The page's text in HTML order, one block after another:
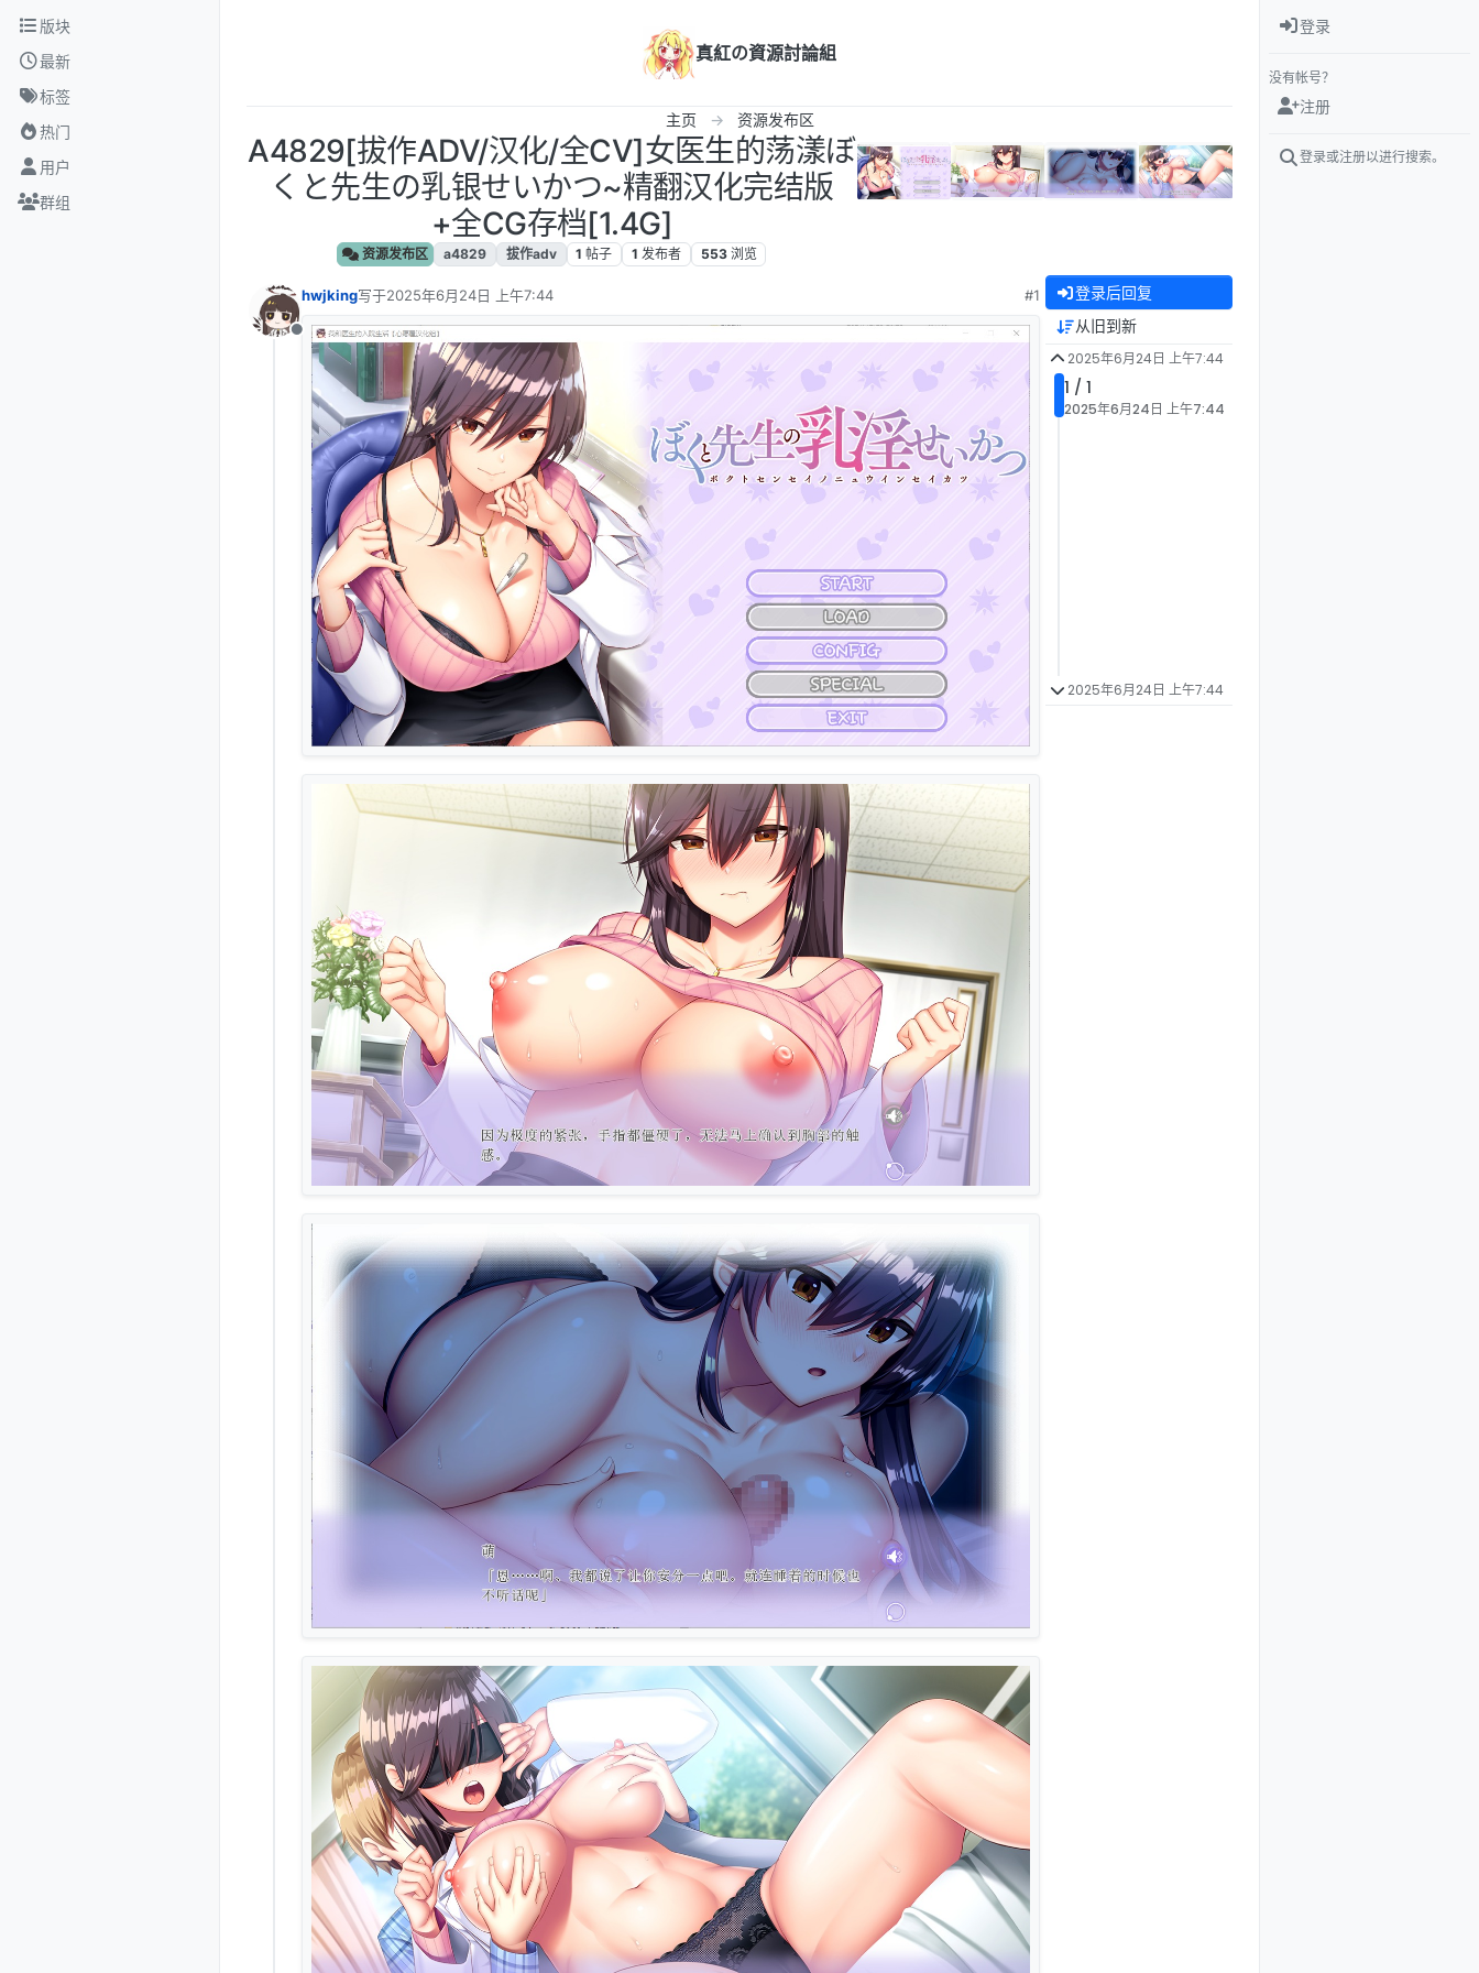
跳转至内容
版块
最新
标签
热门
用户
群组
真紅の資源討論組
主页 资源发布区
A4829[拔作ADV/汉化/全CV]女医生的荡漾ぼ
くと先生の乳银せいかつ~精翻汉化完结版
+全CG存档[1.4G]
资源发布区 a4829 拔作adv 1 帖子 1 发布者 553 浏览
离线
hwjking写于2025年6月24日 上午7:44
最后由 编辑
#1 登录后回复
从旧到新
2025年6月24日 上午7:44
1 / 1
2025年6月24日 上午7:44
2025年6月24日 上午7:44
登录
没有帐号？
注册
登录或注册以进行搜索。